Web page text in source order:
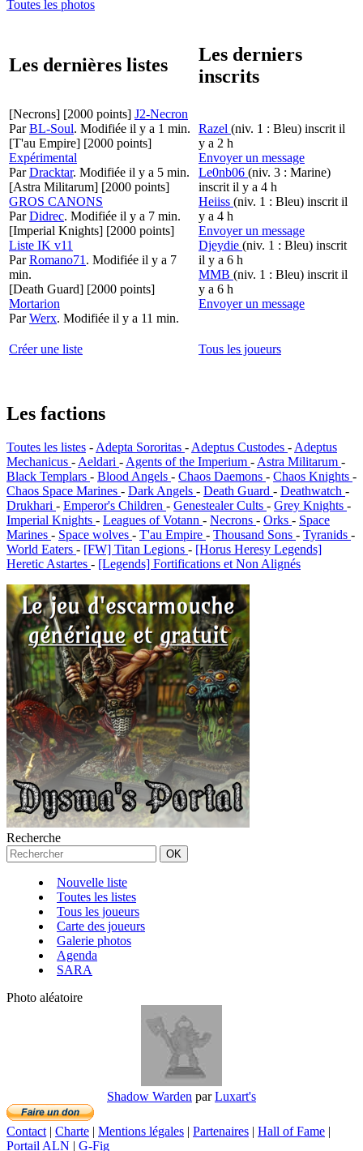
Toutes les photos
Les dernières listes
Les derniers
inscrits
[Necrons] [2000 points] J2-Necron
ParBL-Soul. Modifiée il y a 1 min.
[T'au Empire] [2000 points]
Expérimental
ParDracktar. Modifiée il y a 5 min.
[Astra Militarum] [2000 points]
GROS CANONS
ParDidrec. Modifiée il y a 7 min.
[Imperial Knights] [2000 points]
Liste IK v11
ParRomano71 . Modifiée il y a 7
min.
[Death Guard] [2000 points]
Mortarion
ParWerx. Modifiée il y a 11 min.
Razel (niv. 1 : Bleu) inscrit il
y a 2 h
Envoyer un message
Le0nb06 (niv. 3 : Marine)
inscrit il y a 4 h
Heiiss (niv. 1 : Bleu) inscrit il
y a 4 h
Envoyer un message
Djeydie (niv. 1 : Bleu) inscrit
il y a 6 h
MMB (niv. 1 : Bleu) inscrit il
y a 6 h
Envoyer un message
Créer une liste Tous les joueurs
Les factions
Toutes les listes -Adepta Sororitas -Adeptus Custodes -Adeptus
Mechanicus -Aeldari -Agents of the Imperium -Astra Militarum -
Black Templars - Blood Angels - Chaos Daemons - Chaos Knights -
Chaos Space Marines - Dark Angels - Death Guard - Deathwatch -
Drukhari - Emperor's Children - Genestealer Cults - Grey Knights -
Imperial Knights - Leagues of Votann - Necrons - Orks - Space
Marines - Space wolves - T'au Empire - Thousand Sons - Tyranids -
World Eaters - [FW] Titan Legions - [Horus Heresy Legends]
Heretic Astartes - [Legends] Fortifications et Non Alignés
Recherche
Nouvelle liste
Toutes les listes
Tous les joueurs
Carte des joueurs
Galerie photos
Agenda
SARA
Photo aléatoire
Shadow Warden parLuxart's
Contact| Charte | Mentions légales | Partenaires | Hall of Fame |
Portail ALN | G-Fig